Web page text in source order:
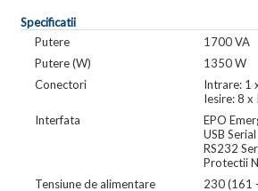
Specificatii
Putere
1700 VA
Putere (W)
1350 W
Conectori
Intrare: 1
Iesire: 8 x
Interfata
EPO
USB Serial
RS232
Protectii
Tensiune de alimentare
230 (161